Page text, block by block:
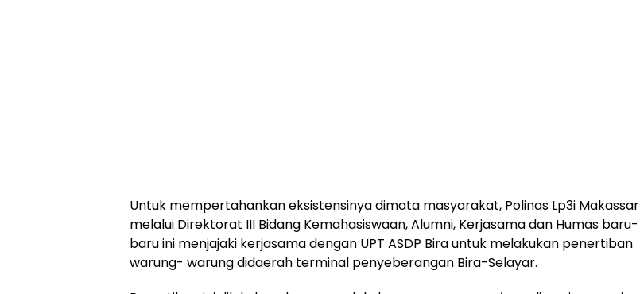
Untuk mempertahankan eksistensinya dimata masyarakat, Polinas Lp3i Makassar
melalui Direktorat III Bidang Kemahasiswaan, Alumni, Kerjasama dan Humas baru-
baru ini menjajaki kerjasama dengan UPT ASDP Bira untuk melakukan penertiban
warung- warung didaerah terminal penyeberangan Bira-Selayar.